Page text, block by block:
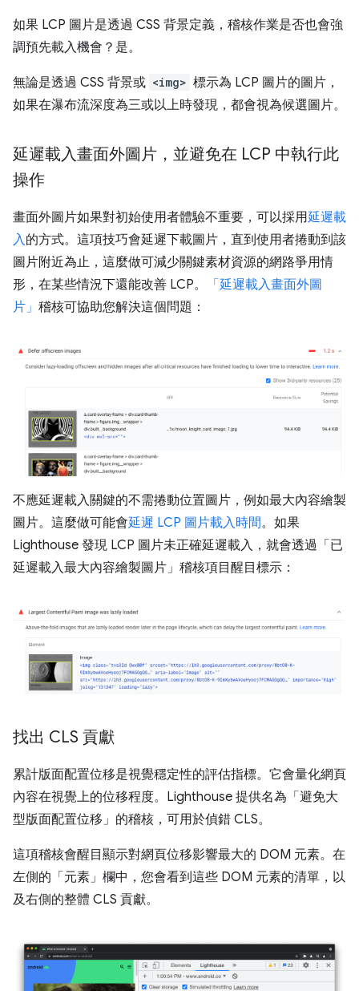
如果 LCP 圖片是透過 CSS 背景定義，稽核作業是否也會強
調預先載入機會？是。
無論是透過 CSS 背景或 <img> 標示為 LCP 圖片的圖片，
如果在瀑布流深度為三或以上時發現，都會視為候選圖片。
延遲載入畫面外圖片，並避免在 LCP 中執行此
操作
畫面外圖片如果對初始使用者體驗不重要，可以採用延遲載
入的方式。這項技巧會延遲下載圖片，直到使用者捲動到該
圖片附近為止，這麼做可減少關鍵素材資源的網路爭用情
形，在某些情況下還能改善 LCP。
「延遲載入畫面外圖
片」 稽核可協助您解決這個問題：
不應延遲載入關鍵的不需捲動位置圖片，例如最大內容繪製
圖片。這麼做可能會延遲 LCP 圖片載入時間。如果
Lighthouse 發現 LCP 圖片未正確延遲載入，就會透過「已
延遲載入最大內容繪製圖片」稽核項目醒目標示：
找出 CLS 貢獻
累計版面配置位移是視覺穩定性的評估指標。它會量化網頁
內容在視覺上的位移程度。Lighthouse 提供名為「避免大
型版面配置位移」的稽核，可用於偵錯 CLS。
這項稽核會醒目顯示對網頁位移影響最大的 DOM 元素。在
左側的「元素」欄中，您會看到這些 DOM 元素的清單，以
及右側的整體 CLS 貢獻。